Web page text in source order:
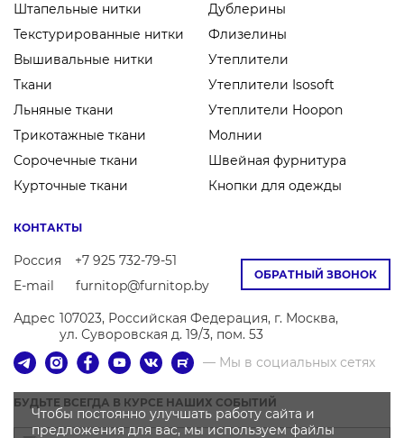
Штапельные нитки
Текстурированные нитки
Вышивальные нитки
Ткани
Льняные ткани
Трикотажные ткани
Сорочечные ткани
Курточные ткани
Дублерины
Флизелины
Утеплители
Утеплители Isosoft
Утеплители Hoopon
Молнии
Швейная фурнитура
Кнопки для одежды
ОБРАТНЫЙ ЗВОНОК
КОНТАКТЫ
Россия
+7 925 732-79-51
E-mail
furnitop@furnitop.by
Адрес 107023, Российская Федерация, г. Москва,
ул. Суворовская д. 19/3, пом. 53
— Мы в социальных сетях
БУДЬТЕ ВСЕГДА В КУРСЕ НАШИХ СОБЫТИЙ
Чтобы постоянно улучшать работу сайта и
предложения для вас, мы используем файлы